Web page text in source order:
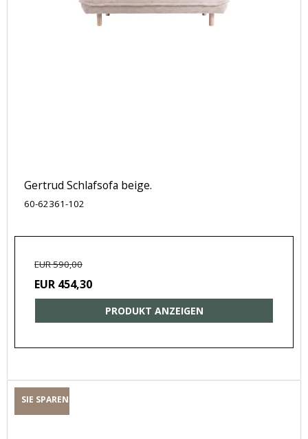
Gertrud Schlafsofa beige.
60-62361-102
EUR 590,00
EUR 454,30
PRODUKT ANZEIGEN
SIE SPAREN